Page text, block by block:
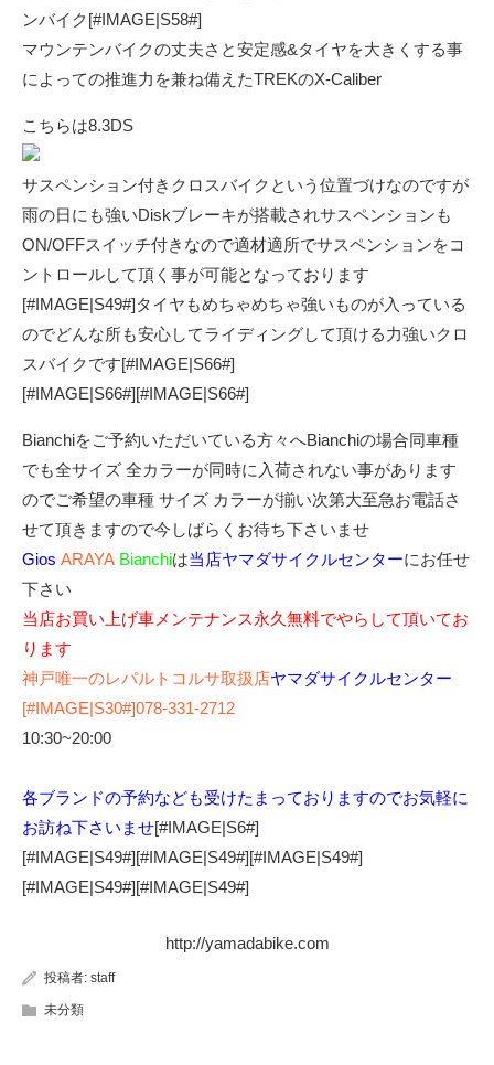
ンバイク[#IMAGE|S58#]
マウンテンバイクの丈夫さと安定感&タイヤを大きくする事
によっての推進力を兼ね備えたTREKのX-Caliber
こちらは8.3DS
サスペンション付きクロスバイクという位置づけなのですが
雨の日にも強いDiskブレーキが搭載されサスペンションも
ON/OFFスイッチ付きなので適材適所でサスペンションをコ
ントロールして頂く事が可能となっております
[#IMAGE|S49#]タイヤもめちゃめちゃ強いものが入っている
のでどんな所も安心してライディングして頂ける力強いクロ
スバイクです[#IMAGE|S66#]
[#IMAGE|S66#][#IMAGE|S66#]
Bianchiをご予約いただいている方々へBianchiの場合同車種
でも全サイズ 全カラーが同時に入荷されない事があります
のでご希望の車種 サイズ カラーが揃い次第大至急お電話さ
せて頂きますので今しばらくお待ち下さいませ
Gios ARAYA Bianchiは当店ヤマダサイクルセンターにお任せ
下さい
当店お買い上げ車メンテナンス永久無料でやらして頂いてお
ります
神戸唯一のレパルトコルサ取扱店ヤマダサイクルセンター
[#IMAGE|S30#]078-331-2712
10:30~20:00
各ブランドの予約なども受けたまっておりますのでお気軽に
お訪ね下さいませ[#IMAGE|S6#]
[#IMAGE|S49#][#IMAGE|S49#][#IMAGE|S49#]
[#IMAGE|S49#][#IMAGE|S49#]
http://yamadabike.com
投稿者: staff
未分類